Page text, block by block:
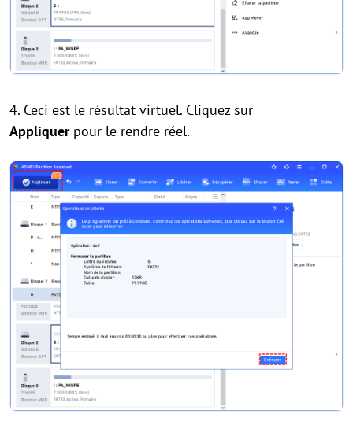
4. Ceci est le résultat virtuel. Cliquez sur
Appliquer pour le rendre réel.